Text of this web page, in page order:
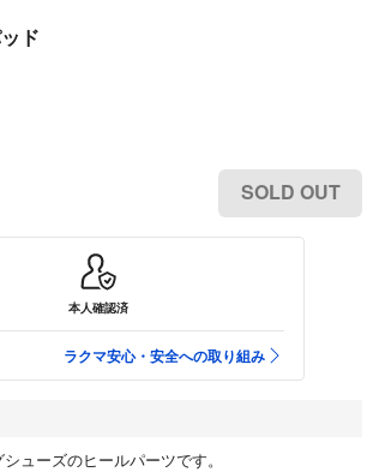
ド
SOLD OUT
本人確認済
ラクマ安心・安全への取り組み
ューズのヒールパーツです。